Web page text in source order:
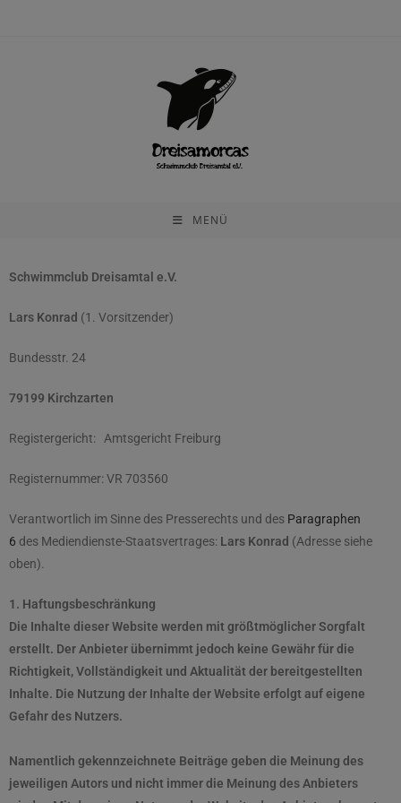
MENÜ
Schwimmclub Dreisamtal e.V.
Lars Konrad (1. Vorsitzender)
Bundesstr. 24
79199 Kirchzarten
Registergericht: Amtsgericht Freiburg
Registernummer: VR 703560
Verantwortlich im Sinne des Presserechts und des Paragraphen
6 des Mediendienste-Staatsvertrages: Lars Konrad (Adresse siehe
oben).
1. Haftungsbeschränkung
Die Inhalte dieser Website werden mit größtmöglicher Sorgfalt
erstellt. Der Anbieter übernimmt jedoch keine Gewähr für die
Richtigkeit, Vollständigkeit und Aktualität der bereitgestellten
Inhalte. Die Nutzung der Inhalte der Website erfolgt auf eigene
Gefahr des Nutzers.
Namentlich gekennzeichnete Beiträge geben die Meinung des
jeweiligen Autors und nicht immer die Meinung des Anbieters